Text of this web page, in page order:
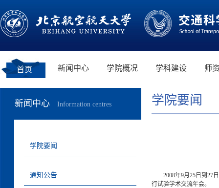
首页 新闻中心 学院概况 学科建设 师
新闻中心 Information centres
学院要闻
通知公告
学院要闻
2008年9月 25 日 到 27
行试验学术交流年会。